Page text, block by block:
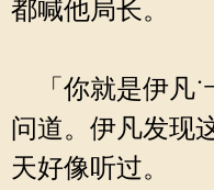
都喊他局长。
「你就是伊凡˙
问道。伊凡发现
天好像听过。